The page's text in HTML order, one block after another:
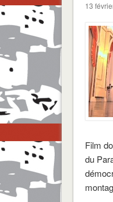
13
Film
du